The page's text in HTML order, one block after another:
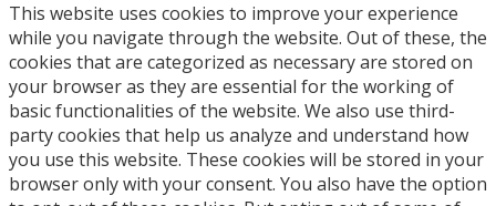
This website uses cookies to improve your experience
while you navigate through the website. Out of these, the
cookies that are categorized as necessary are stored on
your browser as they are essential for the working of
basic functionalities of the website. We also use third-
party cookies that help us analyze and understand how
you use this website. These cookies will be stored in your
browser only with your consent. You also have the option